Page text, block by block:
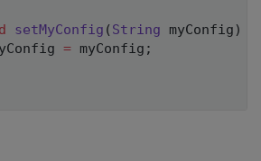
setMyConfig ( String myConfig )
= myConfig ;